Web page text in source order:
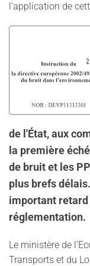
l’application de
de l'État, aux
la première
de bruit et les
plus brefs
important retard
réglementation.
Le ministère de
Transports et du